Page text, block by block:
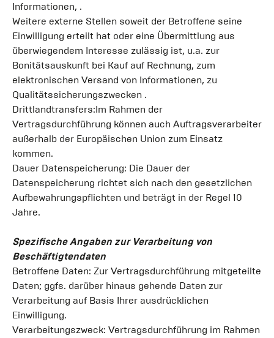
Informationen, .
Weitere externe Stellen soweit der Betroffene seine
Einwilligung erteilt hat oder eine Übermittlung aus
überwiegendem Interesse zulässig ist, u.a. zur
Bonitätsauskunft bei Kauf auf Rechnung, zum
elektronischen Versand von Informationen, zu
Qualitätssicherungszwecken .
Drittlandtransfers:Im Rahmen der
Vertragsdurchführung können auch Auftragsverarbeiter
außerhalb der Europäischen Union zum Einsatz
kommen.
Dauer Datenspeicherung: Die Dauer der
Datenspeicherung richtet sich nach den gesetzlichen
Aufbewahrungspflichten und beträgt in der Regel 10
Jahre.
Spezifische Angaben zur Verarbeitung von
Beschäftigtendaten
Betroffene Daten: Zur Vertragsdurchführung mitgeteilte
Daten; ggfs. darüber hinaus gehende Daten zur
Verarbeitung auf Basis Ihrer ausdrücklichen
Einwilligung.
Verarbeitungszweck: Vertragsdurchführung im Rahmen